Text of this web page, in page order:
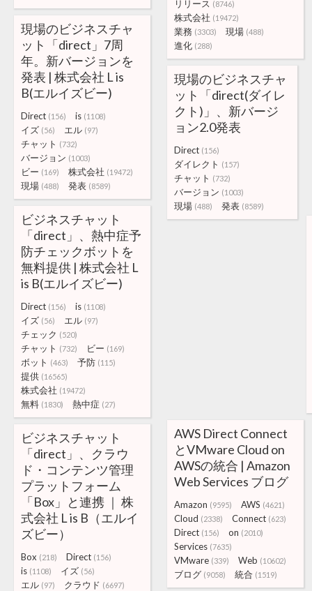
リリース (8746)
株式会社 (19472)
業務 (3303) 現場 (488)
進化 (288)
現場のビジネスチャ
ット「direct」7周
年。新バージョンを
発表 | 株式会社 L is
B(エルイズビー)
Direct (156) is (1108)
イズ (56) エル (97)
チャット (732)
バージョン (1003)
ビー (169) 株式会社 (19472)
現場 (488) 発表 (8589)
現場のビジネスチャ
ット「direct(ダイレ
クト)」、新バージ
ョン2.0発表
Direct (156)
ダイレクト (157)
チャット (732)
バージョン (1003)
現場 (488) 発表 (8589)
ビジネスチャット
「direct」、熱中症予
防チェックボットを
無料提供 | 株式会社 L
is B(エルイズビー)
Direct (156) is (1108)
イズ (56) エル (97)
チェック (520)
チャット (732) ビー (169)
ボット (463) 予防 (115)
提供 (16565)
株式会社 (19472)
無料 (1830) 熱中症 (27)
AWS Direct Connect
とVMware Cloud on
AWSの統合 | Amazon
Web Services ブログ
Amazon (9595) AWS (4621)
Cloud (2338) Connect (623)
Direct (156) on (2010)
Services (7635)
VMware (339) Web (10602)
ブログ (9058) 統合 (1519)
ビジネスチャット
「direct」、クラウ
ド・コンテンツ管理
プラットフォーム
「Box」と連携 ｜ 株
式会社 L is B（エルイ
ズビー）
Box (218) Direct (156)
is (1108) イズ (56)
エル (97) クラウド (6697)